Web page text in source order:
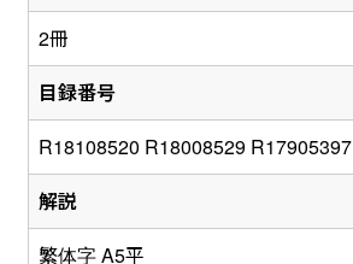
2冊
目録番号
R18108520 R18008529 R17905397
解説
繁体字 A5平